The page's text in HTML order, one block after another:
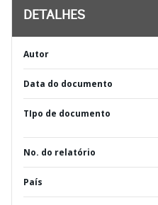
DETALHES
Autor
Data do documento
TIpo de documento
No. do relatório
País